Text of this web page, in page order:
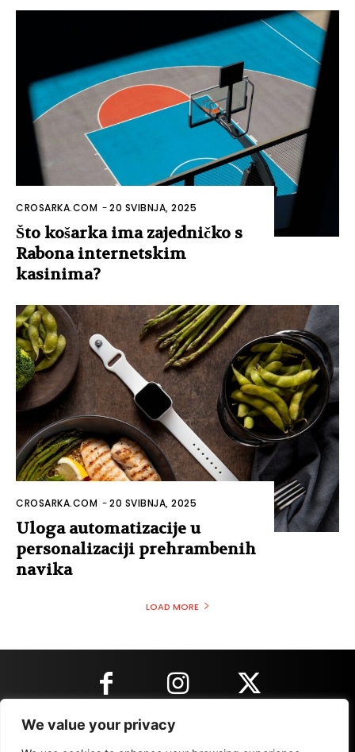
We value your privacy
CROSARKA.COM -20 SVIBNJA, 2025
Što košarka ima zajedničko s
Rabona internetskim
kasinima?
CROSARKA.COM -20 SVIBNJA, 2025
Uloga automatizacije u
personalizaciji prehrambenih
navika
LOAD MORE
KONTAKT INFORMACIJE